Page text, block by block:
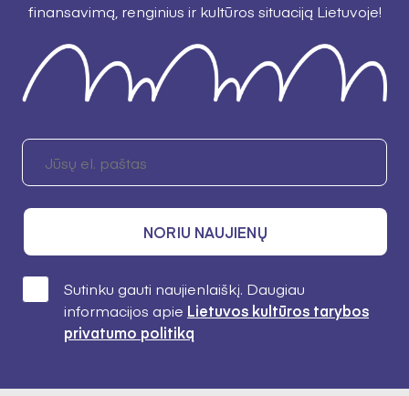
finansavimą, renginius ir kultūros situaciją Lietuvoje!
NORIU NAUJIENŲ
Sutinku gauti naujienlaiškį. Daugiau
informacijos apie Lietuvos kultūros tarybos
privatumo politiką